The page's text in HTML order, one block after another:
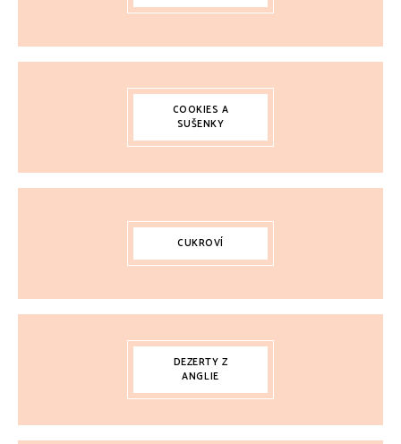
COOKIES A
SUŠENKY
CUKROVÍ
DEZERTY Z
ANGLIE